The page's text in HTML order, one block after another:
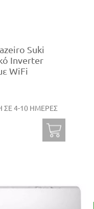
Suki
Inverter
WiFi
ΣΕ 4-10 ΗΜΕΡΕΣ